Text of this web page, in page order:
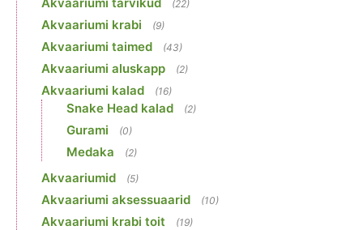
(22)
Akvaariumi krabi (9)
Akvaariumi taimed (43)
Akvaariumi aluskapp (2)
Akvaariumi kalad (16)
Snake Head kalad (2)
Gurami (0)
Medaka (2)
Akvaariumid (5)
Akvaariumi aksessuaarid (10)
Akvaariumi krabi toit (19)